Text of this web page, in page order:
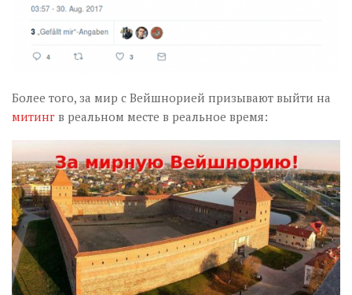
Более того, за мир с Вейшнорией призывают выйти на
митинг в реальном месте в реальное время: